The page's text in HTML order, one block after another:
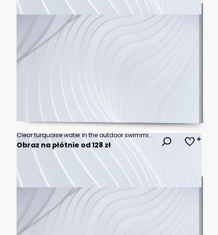
Clear turquoise water in the outdoor swimming pool and railings.
Obraz na płótnie od 128 zł